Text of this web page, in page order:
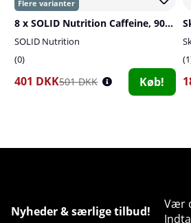
8 x SOLID Nutrition Caffeine, 90 caps
SOLID Nutrition
0
401 DKK501 DKK Køb!
1
Nyheder & særlige tilbud!
Vær